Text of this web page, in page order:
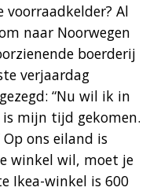
voorraadkelder? Al
naar Noorwegen
boerderij
verjaardag
“Nu wil ik in
is mijn tijd gekomen.
ons eiland is
winkel wil, moet je
Ikea-winkel is 600